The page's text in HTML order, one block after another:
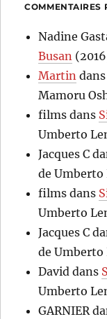
COMMENTAIRES
Nadine
Busan
Martin
Mamoru
films dans
Umberto
Jacques C
de Umberto
films dans
Umberto
Jacques C
de Umberto
David dans
Umberto
GARNIER